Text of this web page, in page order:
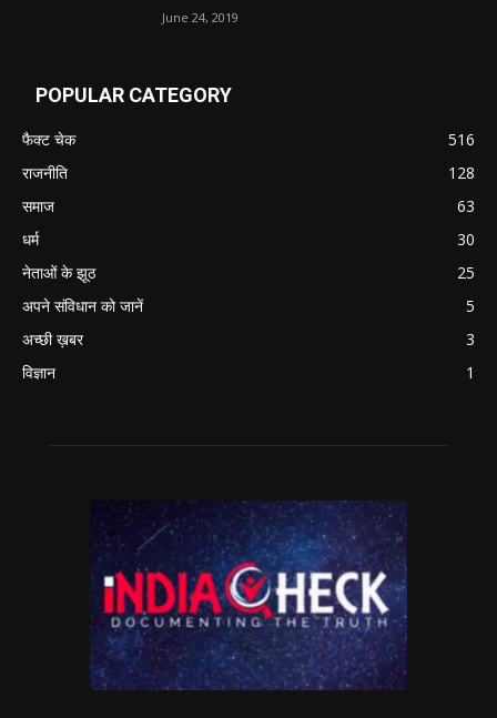
June 24, 2019
POPULAR CATEGORY
फैक्ट चेक
516
राजनीति
128
समाज
63
धर्म
30
नेताओं के झूठ
25
अपने संविधान को जानें
5
अच्छी ख़बर
3
विज्ञान
1